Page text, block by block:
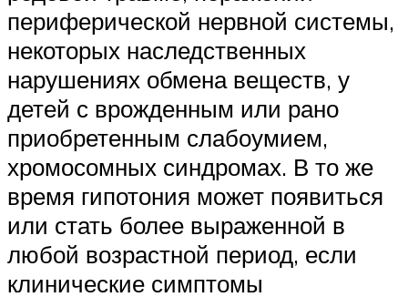
периферической нервной системы,
некоторых наследственных
нарушениях обмена веществ, у
детей с врожденным или рано
приобретенным слабоумием,
хромосомных синдромах. В то же
время гипотония может появиться
или стать более выраженной в
любой возрастной период, если
клинические симптомы